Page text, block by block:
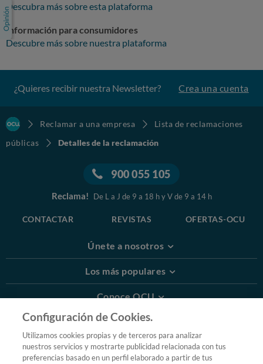
Descubra más sobre esta plataforma
Información para consumidores
Descubre más sobre nuestra plataforma
¿Quieres recibir nuestra Newsletter? Crea una cuenta
Reclamar a una empresa
Lista de reclamaciones
públicas
Detalles de la reclamación
900 055 105
Reclama! De L a J de 9 a 18 h y V de 9 a 14 h
CONTACTAR REVISTAS OFERTAS-OCU
Únete a nosotros
Los más populares
Conoce OCU
Más Información
© 2026 OCU
Configuración de Cookies.
Utilizamos cookies propias y de terceros para analizar
nuestros servicios y mostrarte publicidad relacionada con tus
preferencias basado en un perfil elaborado a partir de tus